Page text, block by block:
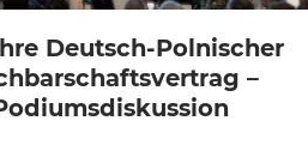
Deutsch-Polnischer
–